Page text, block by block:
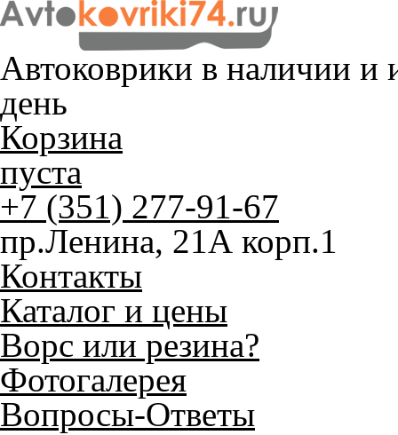
Автоковрики в наличии и
день
Корзина
пуста
+7 (351) 277-91-67
пр.Ленина, 21А корп.1
Контакты
Каталог и цены
Ворс или резина?
Фотогалерея
Вопросы-Ответы